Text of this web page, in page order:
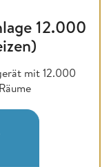
12.000
mit 12.000